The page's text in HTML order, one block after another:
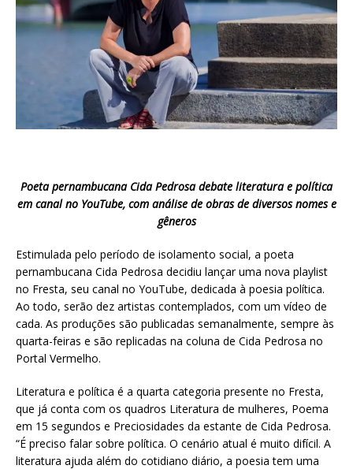
Poeta pernambucana Cida Pedrosa debate literatura e política
em canal no YouTube, com análise de obras de diversos nomes e
gêneros
Estimulada pelo período de isolamento social, a poeta
pernambucana Cida Pedrosa decidiu lançar uma nova playlist
no Fresta, seu canal no YouTube, dedicada à poesia política.
Ao todo, serão dez artistas contemplados, com um vídeo de
cada. As produções são publicadas semanalmente, sempre às
quarta-feiras e são replicadas na coluna de Cida Pedrosa no
Portal Vermelho.
Literatura e política é a quarta categoria presente no Fresta,
que já conta com os quadros Literatura de mulheres, Poema
em 15 segundos e Preciosidades da estante de Cida Pedrosa.
“É preciso falar sobre política. O cenário atual é muito difícil. A
literatura ajuda além do cotidiano diário, a poesia tem uma